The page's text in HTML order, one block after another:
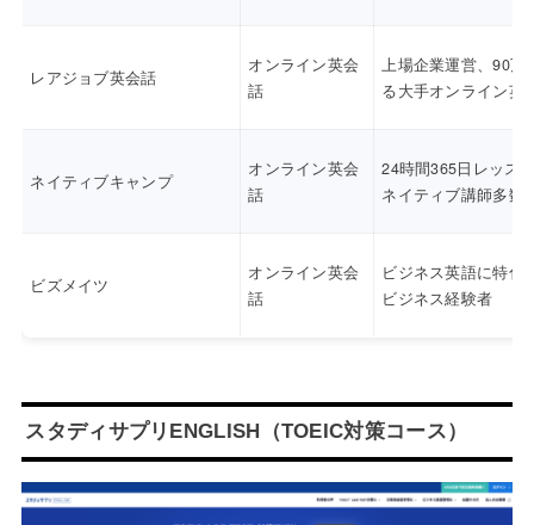
レアジョブ英会話
オンライン英会
話
上場企業運営、90万
る大手オンライン英
ネイティブキャンプ
オンライン英会
話
24時間365日レッス
ネイティブ講師多数
ビズメイツ
オンライン英会
話
ビジネス英語に特化
ビジネス経験者
スタディサプリENGLISH（TOEIC対策コース）